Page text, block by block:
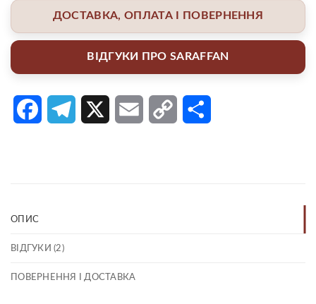
ДОСТАВКА, ОПЛАТА І ПОВЕРНЕННЯ
ВІДГУКИ ПРО SARAFFAN
FacebookTelegram Email Copy
ОПИС
ВІДГУКИ (2)
ПОВЕРНЕННЯ І ДОСТАВКА